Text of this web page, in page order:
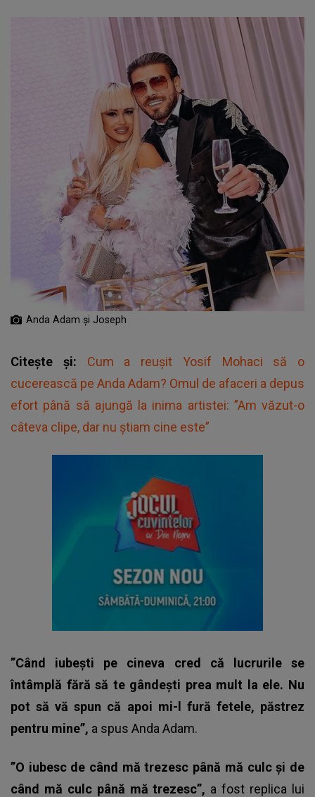
Anda Adam și Joseph
Citește și: Cum a reușit Yosif Mohaci să o
cucerească pe Anda Adam? Omul de afaceri a depus
efort până să ajungă la inima artistei: ”Am văzut-o
câteva clipe, dar nu știam cine este”
”Când iubești pe cineva cred că lucrurile se
întâmplă fără să te gândești prea mult la ele. Nu
pot să vă spun că apoi mi-l fură fetele, păstrez
pentru mine”, a spus Anda Adam.
”O iubesc de când mă trezesc până mă culc și de
când mă culc până mă trezesc”, a fost replica lui